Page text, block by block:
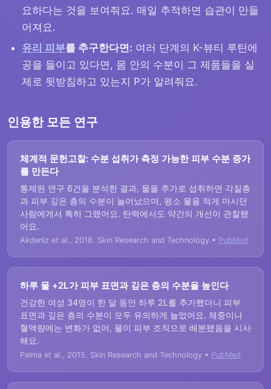
요하다는 것을 보여줘요. 매일 추적하면 습관이 만들
어져요.
유리 피부를 추구한다면: 여러 단계의 K-뷰티 루틴에
공을 들이고 있다면, 몸 안의 수분이 그 제품들을 실
제로 뒷받침하고 있는지 P가 알려줘요.
인용한 모든 연구
체계적 문헌고찰: 수분 섭취가 측정 가능한 피부 수분 증가
를 만든다
통제된 연구 6건을 분석한 결과, 물을 추가로 섭취하면 각질층
과 피부 깊은 층의 수분이 늘어났으며, 평소 물을 적게 마시던
사람에게서 특히 그랬어요. 탄력에서도 약간의 개선이 관찰됐
어요.
Akdeniz et al., 2018. Skin Research and Technology • PubMed
하루 물 +2L가 피부 표면과 깊은 층의 수분을 높인다
건강한 여성 34명이 한 달 동안 하루 2L를 추가했더니 피부
표면과 깊은 층의 수분이 모두 유의하게 늘었어요. 체중이나
혈액량에는 변화가 없어, 물이 피부 조직으로 배분됐음을 시사
해요.
Palma et al., 2015. Skin Research and Technology • PubMed